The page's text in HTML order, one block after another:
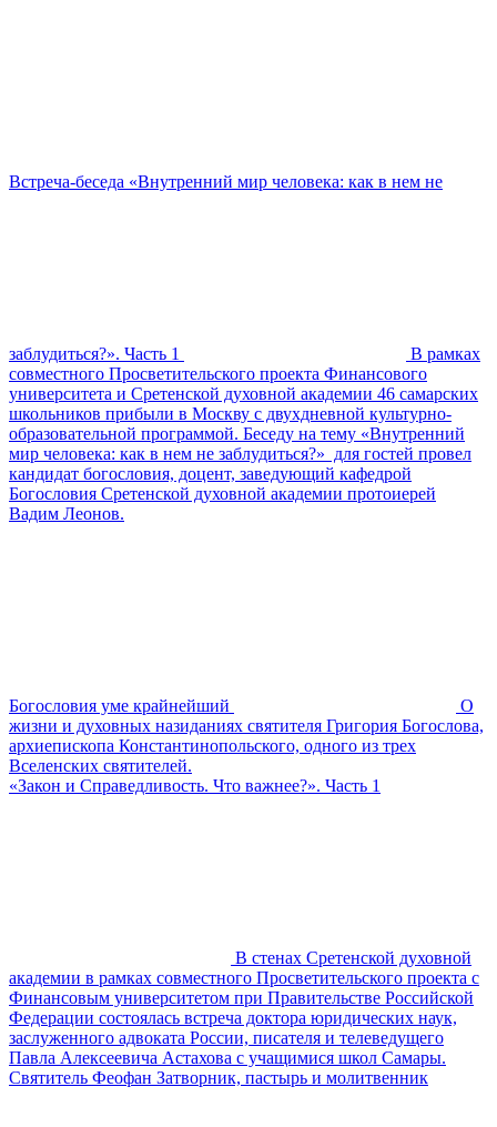
Встреча-беседа «Внутренний мир человека: как в нем не
заблудиться?». Часть 1
В рамках
совместного Просветительского проекта Финансового
университета и Сретенской духовной академии 46 самарских
школьников прибыли в Москву с двухдневной культурно-
образовательной программой. Беседу на тему «Внутренний
мир человека: как в нем не заблудиться?» для гостей провел
кандидат богословия, доцент, заведующий кафедрой
Богословия Сретенской духовной академии протоиерей
Вадим Леонов.
Богословия уме крайнейший
О
жизни и духовных назиданиях святителя Григория Богослова,
архиепископа Константинопольского, одного из трех
Вселенских святителей.
«Закон и Справедливость. Что важнее?». Часть 1
В стенах Сретенской духовной
академии в рамках совместного Просветительского проекта с
Финансовым университетом при Правительстве Российской
Федерации состоялась встреча доктора юридических наук,
заслуженного адвоката России, писателя и телеведущего
Павла Алексеевича Астахова с учащимися школ Самары.
Святитель Феофан Затворник, пастырь и молитвенник